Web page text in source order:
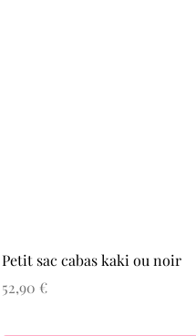
Petit sac cabas kaki ou noir
Prix
52,90 €